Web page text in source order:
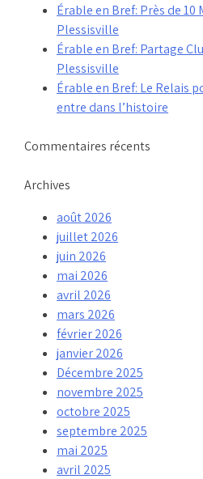
Érable en Bref: Près de
Plessisville
Érable en Bref: Partage
Plessisville
Érable en Bref: Le Relais
entre dans l’histoire
Commentaires récents
Archives
août 2026
juillet 2026
juin 2026
mai 2026
avril 2026
mars 2026
février 2026
janvier 2026
Décembre 2025
novembre 2025
octobre 2025
septembre 2025
mai 2025
avril 2025